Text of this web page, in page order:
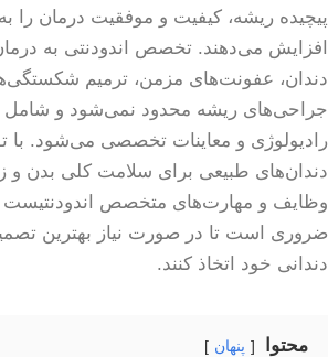
پیچیده ریشه، کیفیت و موفقیت درمان را
افزایش می‌دهند. تخصص اندودنتی به
دندان، عفونت‌های مزمن، ترمیم
جراحی‌های ریشه محدود نمی‌شود و شامل
رادیولوژی و معاینات تخصصی می‌شود. با
دندان‌های طبیعی برای سلامت کلی بدن و
وظایف و مهارت‌های متخصص اندودنتیست
ضروری است تا در صورت نیاز بهترین
دندانی خود اتخاذ کنند.
محتوا پنهان